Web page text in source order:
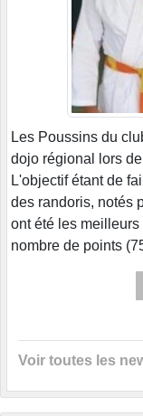
Les Poussins du
dojo régional lors
L'objectif étant de
des randoris, notés
ont été les
nombre de points
Voir toutes les